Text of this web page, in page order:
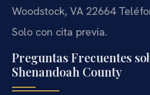
Woodstock, VA 22664
Solo con cita previa.
Preguntas Frecuentes
Shenandoah County